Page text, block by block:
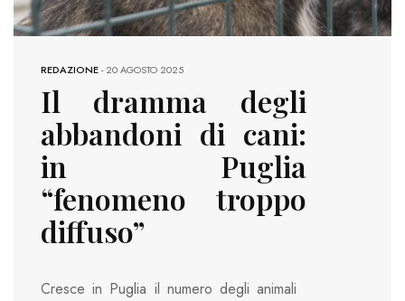
REDAZIONE-20 AGOSTO 2025
Il dramma degli
abbandoni di cani:
in Puglia
“fenomeno troppo
diffuso”
Cresce in Puglia il numero degli animali